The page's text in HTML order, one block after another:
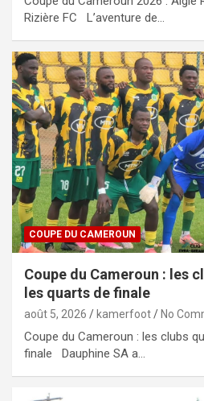
Rizière FC L’aventure de…
COUPE DU CAMEROUN
Coupe du Cameroun : les
les quarts de finale
août 5, 2026 kamerfoot No
Coupe du Cameroun : les clubs
finale Dauphine SA a…